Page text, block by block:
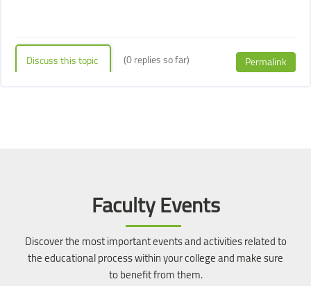
Discuss this topic (0 replies so far) Permalink
Faculty Events
Discover the most important events and activities related to
the educational process within your college and make sure
to benefit from them.